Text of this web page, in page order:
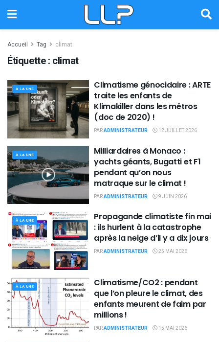
Accueil Tag climat
Étiquette : climat
À LA UNE
Climatisme génocidaire : ARTE
traite les enfants de
Klimakiller dans les métros
(doc de 2020) !
PARADMINISTRATEUR 12 JUILLET 2026
À LA UNE
Milliardaires à Monaco :
yachts géants, Bugatti et F1
pendant qu’on nous
matraque sur le climat !
PARADMINISTRATEUR 9 JUIN 2026
À LA UNE
Propagande climatiste fin mai
: ils hurlent à la catastrophe
après la neige d’il y a dix jours
PARADMINISTRATEUR 25 MAI 2026
À LA UNE
Climatisme/CO2 : pendant
que l’on pleure le climat, des
enfants meurent de faim par
millions !
PARADMINISTRATEUR 15 MAI 2026